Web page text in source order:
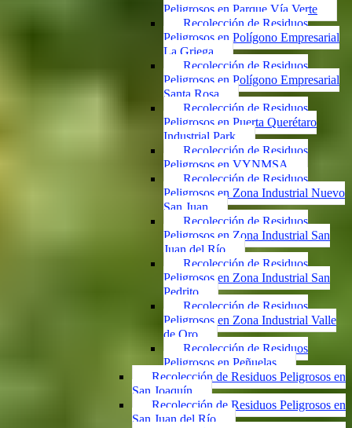
Peligrosos en Parque Vía Verte
Recolección de Residuos
Peligrosos en Polígono Empresarial
La Griega
Recolección de Residuos
Peligrosos en Polígono Empresarial
Santa Rosa
Recolección de Residuos
Peligrosos en Puerta Querétaro
Industrial Park
Recolección de Residuos
Peligrosos en VYNMSA
Recolección de Residuos
Peligrosos en Zona Industrial Nuevo
San Juan
Recolección de Residuos
Peligrosos en Zona Industrial San
Juan del Río
Recolección de Residuos
Peligrosos en Zona Industrial San
Pedrito
Recolección de Residuos
Peligrosos en Zona Industrial Valle
de Oro
Recolección de Residuos
Peligrosos en Peñuelas
Recolección de Residuos Peligrosos en
San Joaquín
Recolección de Residuos Peligrosos en
San Juan del Río